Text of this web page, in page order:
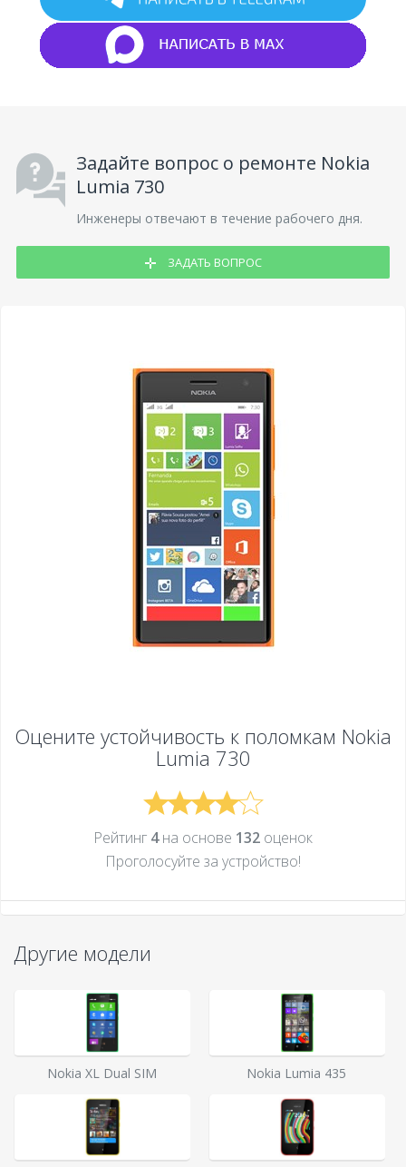
Задайте вопрос о ремонте Nokia
Lumia 730
Инженеры отвечают в течение рабочего дня.
ЗАДАТЬ ВОПРОС
Оцените устойчивость к поломкам Nokia
Lumia 730
Рейтинг 4на основе 132 оценок
Проголосуйте за устройcтво!
Другие модели
Nokia XL Dual SIM Nokia Lumia 435